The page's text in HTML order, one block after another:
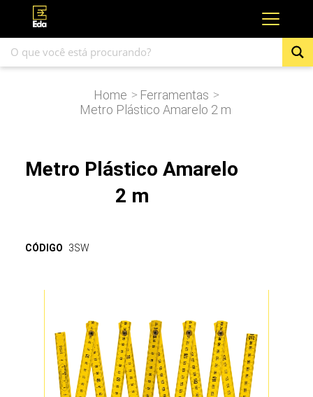
Home > Ferramentas >
Metro Plástico Amarelo 2 m
Metro Plástico Amarelo
2 m
CÓDIGO 3SW